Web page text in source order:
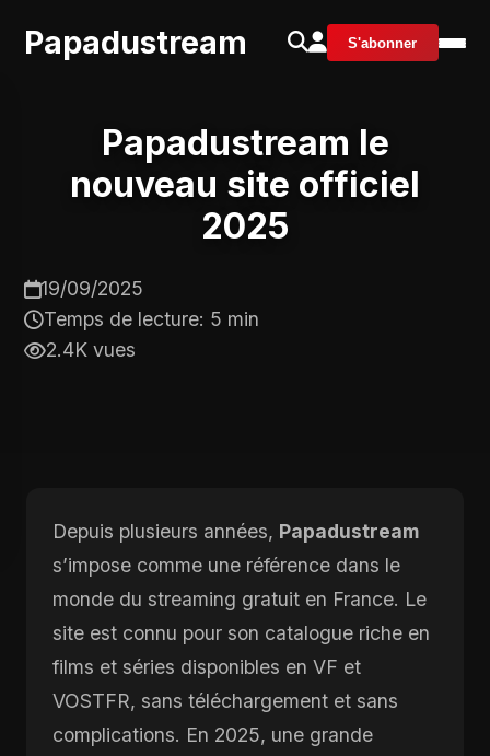
Papadustream S'abonner
Papadustream le
nouveau site officiel
2025
19/09/2025
Temps de lecture: 5 min
2.4K vues
Depuis plusieurs années, Papadustream
s’impose comme une référence dans le
monde du streaming gratuit en France. Le
site est connu pour son catalogue riche en
films et séries disponibles en VF et
VOSTFR, sans téléchargement et sans
complications. En 2025, une grande